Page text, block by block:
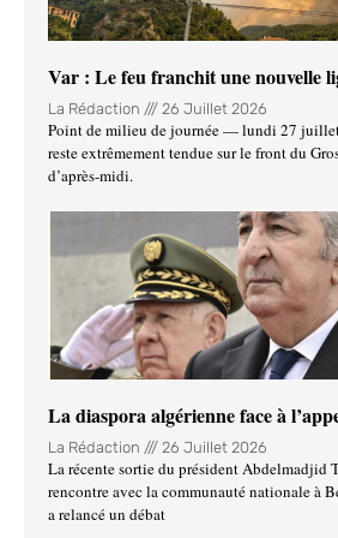
Var : Le feu franchit une nouvelle
La Rédaction 26 Juillet 2026
Point de milieu de journée — lundi 27
reste extrêmement tendue sur le front du
d’après-midi.
La diaspora algérienne face à
La Rédaction 26 Juillet 2026
La récente sortie du président Abdelmadjid
rencontre avec la communauté nationale à
a relancé un débat